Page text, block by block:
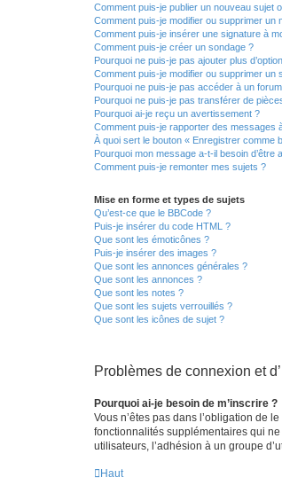
Comment puis-je publier un nouveau sujet
Comment puis-je modifier ou supprimer un
Comment puis-je insérer une signature à
Comment puis-je créer un sondage ?
Pourquoi ne puis-je pas ajouter plus
Comment puis-je modifier ou supprimer un
Pourquoi ne puis-je pas accéder à un
Pourquoi ne puis-je pas transférer de
Pourquoi ai-je reçu un avertissement ?
Comment puis-je rapporter des messages
À quoi sert le bouton « Enregistrer comme
Pourquoi mon message a-t-il besoin d’être
Comment puis-je remonter mes sujets ?
Mise en forme et types de sujets
Qu’est-ce que le BBCode ?
Puis-je insérer du code HTML ?
Que sont les émoticônes ?
Puis-je insérer des images ?
Que sont les annonces générales ?
Que sont les annonces ?
Que sont les notes ?
Que sont les sujets verrouillés ?
Que sont les icônes de sujet ?
Problèmes de connexion et
Pourquoi ai-je besoin de m’inscrire ?
Vous n’êtes pas dans l’obligation de
fonctionnalités supplémentaires qui
utilisateurs, l’adhésion à un groupe
Haut